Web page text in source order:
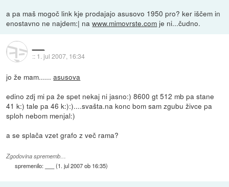
a pa maš mogoč link kje prodajajo asusovo 1950 pro? ker iščem in
enostavno ne najdem:| nawww.mimovrste.com je ni...čudno.
:: 1. jul 2007, 16:34
jo že mam......asusova
edino zdj mi pa že spet nekaj ni jasno:) 8600 gt 512 mb pa stane
41 k:) tale pa 46 k:):)....svašta.na konc bom sam zgubu živce pa
sploh nebom menjal:)
a se splača vzet grafo z več rama?
Zgodovina sprememb…
spremenilo: (1. jul 2007 ob 16:35)